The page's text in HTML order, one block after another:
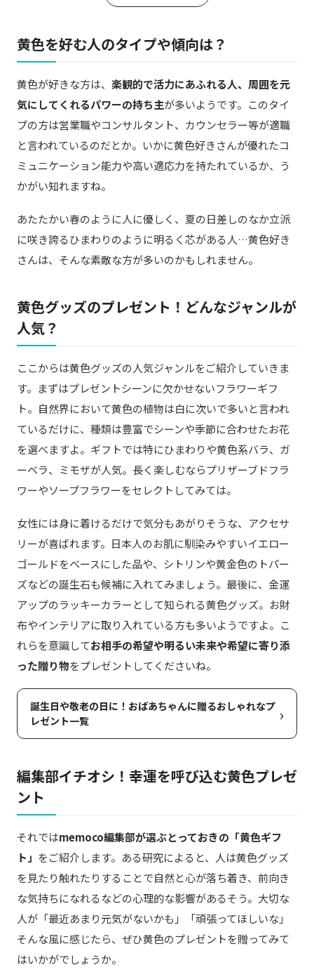
中川政七商店
motta040
３つ折りミニ財布 商品詳細はこちら
ス）
さつま焼酎 720ml 切子グラス 商品詳細はこちら
舞妓さんのゴールデンホホバ 植物オイルスキ
ンケア
商品詳細はこちら
黄色を好む人のタイプや傾向は？
黄色が好きな方は、 楽観的で活力にあふれる人、周囲を元
気にしてくれるパワーの持ち主が多いようです。このタイ
プの方は営業職やコンサルタント、カウンセラー等が適職
と言われているのだとか。いかに黄色好きさんが優れたコ
ミュニケーション能力や高い適応力を持たれているか、う
かがい知れますね。
あたたかい春のように人に優しく、夏の日差しのなか立派
に咲き誇るひまわりのように明るく芯がある人…黄色好き
さんは、そんな素敵な方が多いのかもしれません。
黄色グッズのプレゼント！どんなジャンルが
人気？
ここからは黄色グッズの人気ジャンルをご紹介していきま
す。まずはプレゼントシーンに欠かせないフラワーギフ
ト。自然界において黄色の植物は白に次いで多いと言われ
ているだけに、種類は豊富でシーンや季節に合わせたお花
を選べますよ。ギフトでは特にひまわりや黄色系バラ、ガ
ーベラ、ミモザが人気。長く楽しむならプリザーブドフラ
ワーやソープフラワーをセレクトしてみては。
女性には身に着けるだけで気分もあがりそうな、アクセサ
リーが喜ばれます。日本人のお肌に馴染みやすいイエロー
ゴールドをベースにした品や、シトリンや黄金色のトパー
ズなどの誕生石も候補に入れてみましょう。最後に、金運
アップのラッキーカラーとして知られる黄色グッズ。お財
布やインテリアに取り入れている方も多いようですよ。こ
れらを意識してお相手の希望や明るい未来や希望に寄り添
った贈り物をプレゼントしてくださいね。
誕生日や敬老の日に！おばあちゃんに贈るおしゃれなプ
レゼント一覧
›
編集部イチオシ！幸運を呼び込む黄色プレゼ
ント
それではmemoco編集部が選ぶとっておきの「黄色ギフ
ト」 をご紹介します。ある研究によると、人は黄色グッズ
を見たり触れたりすることで自然と心が落ち着き、前向き
な気持ちになれるなどの心理的な影響があるそう。大切な
人が「最近あまり元気がないかも」「頑張ってほしいな」
そんな風に感じたら、ぜひ黄色のプレゼントを贈ってみて
はいかがでしょうか。